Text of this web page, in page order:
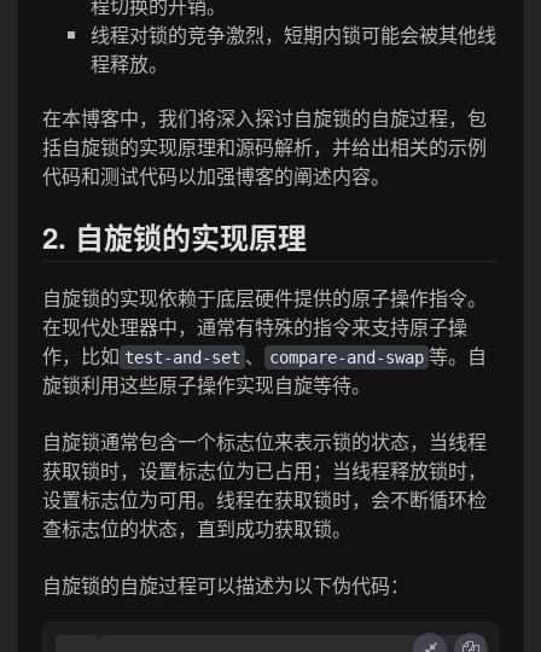
程切换的开销。
线程对锁的竞争激烈，短期内锁可能会被其他线
程释放。
在本博客中，我们将深入探讨自旋锁的自旋过程，包
括自旋锁的实现原理和源码解析，并给出相关的示例
代码和测试代码以加强博客的阐述内容。
2. 自旋锁的实现原理
自旋锁的实现依赖于底层硬件提供的原子操作指令。
在现代处理器中，通常有特殊的指令来支持原子操
作，比如 test-and-set 、 compare-and-swap 等。自
旋锁利用这些原子操作实现自旋等待。
自旋锁通常包含一个标志位来表示锁的状态，当线程
获取锁时，设置标志位为已占用；当线程释放锁时，
设置标志位为可用。线程在获取锁时，会不断循环检
查标志位的状态，直到成功获取锁。
自旋锁的自旋过程可以描述为以下伪代码：